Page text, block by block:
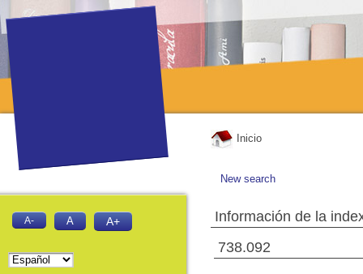
Inicio
New search
Información de la
738.092
A- A A+